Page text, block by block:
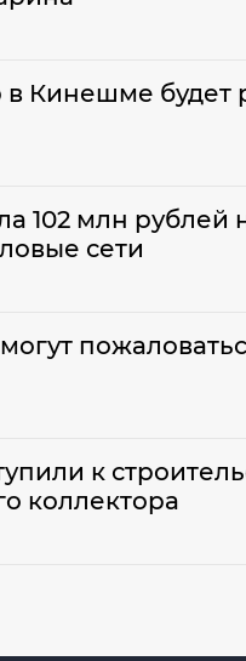
в Кинешме будет
102 млн рублей
сети
к
коллектора